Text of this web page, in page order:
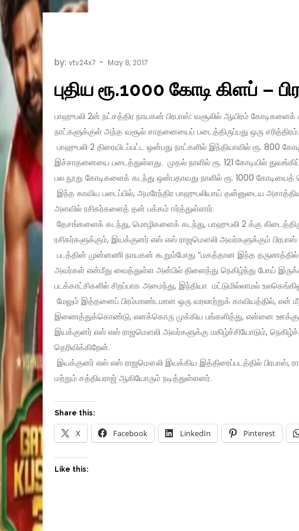
by: vtv24x7
புதிய ரூ.1000 கோடி கிளப் –
பாஹுபலி 2ன் நட்சத்திர நாயகன் பிரபாஸ்: வசூலில் ஆயிரம் கோடிகளைக்
நாட்களுக்குள் அந்த வசூல் சாதனையைப் படைத்திருப்பது ஒரு சரித்திரம்.
பாஹுபலி 2 திரையிடப்பட்ட ஒன்பது நாட்களில் இந்தியாவில் ரூ. 800
இச்சாதனையை படைத்துள்ளது. முதல் நாளில் ரூ. 121 கோடியில்
பல நூறு கோடிகளைக் கடந்து ஒன்பதாவது நாளில் ரூ. 1000 கோடியைத்
இந்த காவிய படைப்பில், அமரேந்திர பாஹுபலியாய் தன்னுடைய
அளவில் ரசிகர்களைத் தன் பக்கம் ஈர்த்துள்ளார்.
தேசங்களைக் கடந்து, மொழிகளைக் கடந்து, பாஹுபலி 2 க்கு
ரசிகர்களுக்கும், இயக்குனர் எஸ் எஸ் ராஜமௌலி அவர்களுக்கும்
படத்தின் முன்னணி நாயகன் கூறும்போது “மகத்தான இந்த
அவர்கள் என்மீது வைத்துள்ள அன்பில் திளைத்து நெகிழ்ந்து போய்
படக்காட்சிகளில் சிறப்பாக அமைந்து, இந்தியா மட்டுமில்லாமல்
மேலும் இத்தனைப் பிரம்மாண்டமான ஒரு வரலாற்றுக் காவியத்தில்,
இணைத்துக்கொண்டு, எனக்கொரு முக்கிய பங்களித்து, என்னை
இயக்குனர் எஸ் எஸ் ராஜமௌலி அவர்களுக்கு மகிழ்ச்சியோடும்,
தெரிவிக்கிறேன்.
இயக்குனர் எஸ் எஸ் ராஜமௌலி இயக்கிய இத்திரைப்படத்தில் பிரபாஸ்,
மற்றும் சத்தியராஜ் ஆகியோரும் நடித்துள்ளனர்.
Share this:
X Facebook LinkedIn Pinterest
Like this: